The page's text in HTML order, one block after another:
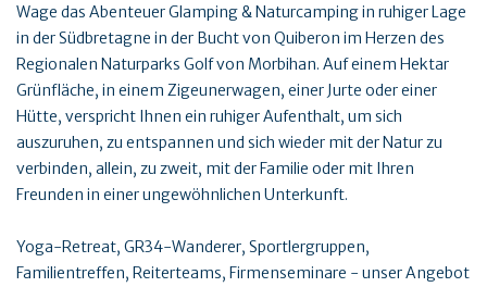
Wage das Abenteuer Glamping & Naturcamping in ruhiger Lage
in der Südbretagne in der Bucht von Quiberon im Herzen des
Regionalen Naturparks Golf von Morbihan. Auf einem Hektar
Grünfläche, in einem Zigeunerwagen, einer Jurte oder einer
Hütte, verspricht Ihnen ein ruhiger Aufenthalt, um sich
auszuruhen, zu entspannen und sich wieder mit der Natur zu
verbinden, allein, zu zweit, mit der Familie oder mit Ihren
Freunden in einer ungewöhnlichen Unterkunft.
Yoga-Retreat, GR34-Wanderer, Sportlergruppen,
Familientreffen, Reiterteams, Firmenseminare - unser Angebot